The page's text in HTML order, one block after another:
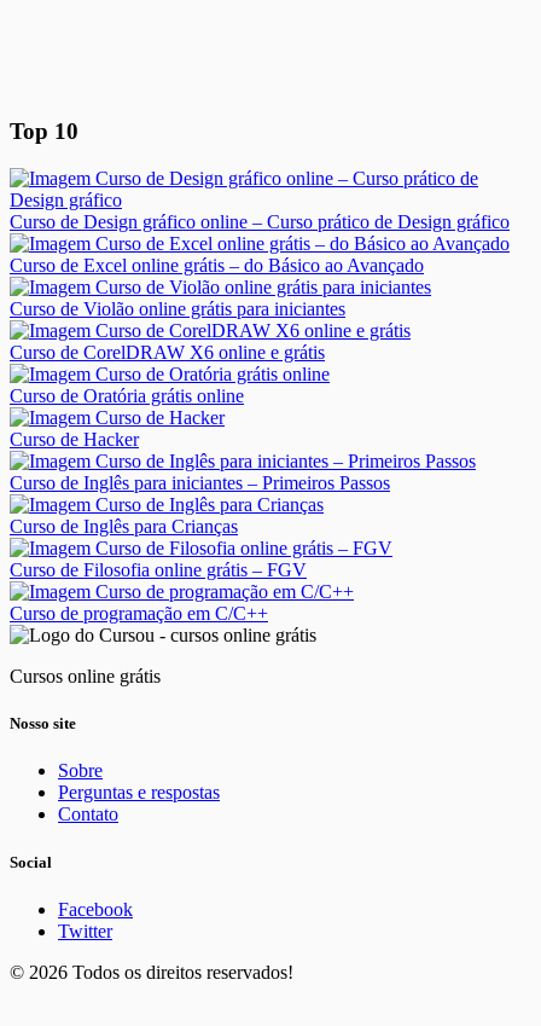
Top 10
Curso de Design gráfico online – Curso prático de Design gráfico
Curso de Excel online grátis – do Básico ao Avançado
Curso de Violão online grátis para iniciantes
Curso de CorelDRAW X6 online e grátis
Curso de Oratória grátis online
Curso de Hacker
Curso de Inglês para iniciantes – Primeiros Passos
Curso de Inglês para Crianças
Curso de Filosofia online grátis – FGV
Curso de programação em C/C++
Cursos online grátis
Nosso site
Sobre
Perguntas e respostas
Contato
Social
Facebook
Twitter
© 2026 Todos os direitos reservados!